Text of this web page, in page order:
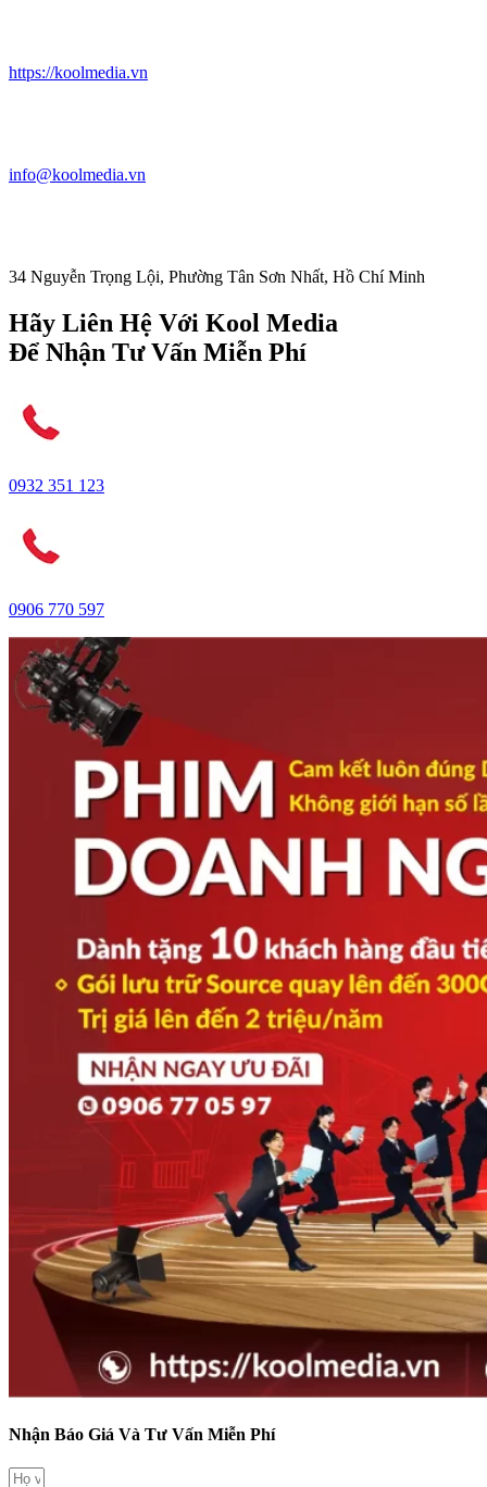
https://koolmedia.vn
info@koolmedia.vn
34 Nguyễn Trọng Lội, Phường Tân Sơn Nhất, Hồ Chí Minh
Hãy Liên Hệ Với Kool Media
Để Nhận Tư Vấn Miễn Phí
0932 351 123
0906 770 597
Nhận Báo Giá Và Tư Vấn Miễn Phí